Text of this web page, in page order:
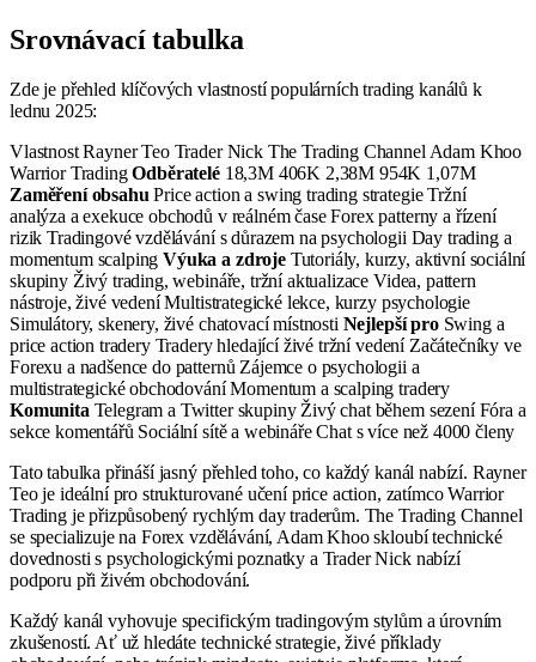
Srovnávací tabulka
Zde je přehled klíčových vlastností populárních trading kanálů k
lednu 2025:
Vlastnost Rayner Teo Trader Nick The Trading Channel Adam Khoo
Warrior TradingOdběratelé18,3M 406K 2,38M 954K 1,07M
Zaměření obsahuPrice action a swing trading strategie Tržní
analýza a exekuce obchodů v reálném čase Forex patterny a řízení
rizik Tradingové vzdělávání s důrazem na psychologii Day trading a
momentum scalpingVýuka a zdrojeTutoriály, kurzy, aktivní sociální
skupiny Živý trading, webináře, tržní aktualizace Videa, pattern
nástroje, živé vedení Multistrategické lekce, kurzy psychologie
Simulátory, skenery, živé chatovací místnosti Nejlepší proSwing a
price action tradery Tradery hledající živé tržní vedení Začátečníky ve
Forexu a nadšence do patternů Zájemce o psychologii a
multistrategické obchodování Momentum a scalping tradery
KomunitaTelegram a Twitter skupiny Živý chat během sezení Fóra a
sekce komentářů Sociální sítě a webináře Chat s více než 4000 členy
Tato tabulka přináší jasný přehled toho, co každý kanál nabízí. Rayner
Teo je ideální pro strukturované učení price action, zatímco Warrior
Trading je přizpůsobený rychlým day traderům. The Trading Channel
se specializuje na Forex vzdělávání, Adam Khoo skloubí technické
dovednosti s psychologickými poznatky a Trader Nick nabízí
podporu při živém obchodování.
Každý kanál vyhovuje specifickým tradingovým stylům a úrovním
zkušeností. Ať už hledáte technické strategie, živé příklady